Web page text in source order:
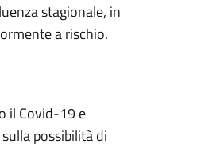
stagionale, in
a rischio.
il Covid-19 e
possibilità di